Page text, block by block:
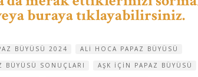
buraya tıklayabilirsiniz.
BÜYÜSÜ 2024
ALI HOCA PAPAZ BÜYÜSÜ
BÜYÜSÜ SONUÇLARI
AŞK IÇIN PAPAZ BÜYÜSÜ